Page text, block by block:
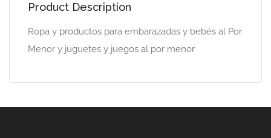
Product Description
Ropa y productos para embarazadas y bebés al Por
Menor y juguetes y juegos al por menor